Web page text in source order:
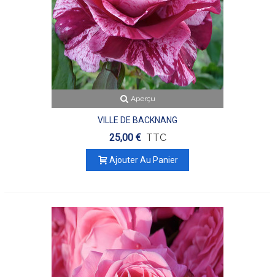
Aperçu
VILLE DE BACKNANG
25,00 € TTC
Ajouter Au Panier